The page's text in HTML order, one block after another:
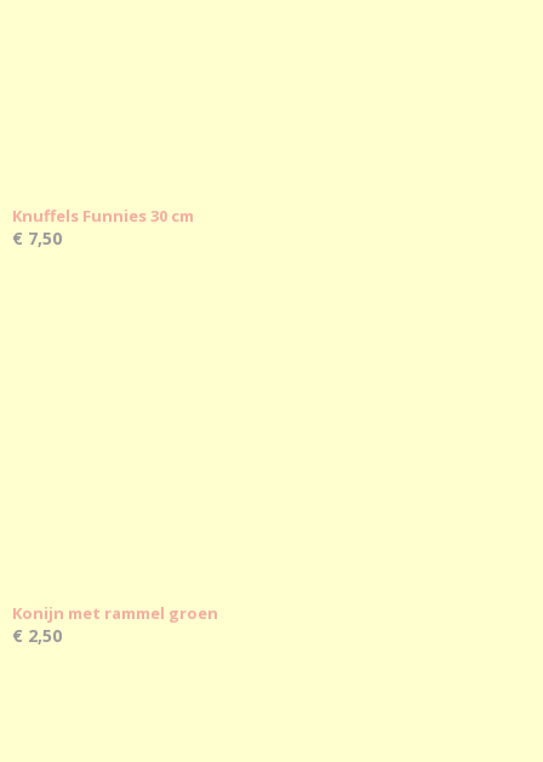
Knuffels Funnies 30 cm
€ 7,50
Konijn met rammel groen
€ 2,50